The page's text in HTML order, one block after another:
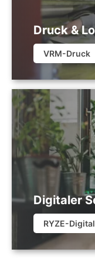
Druck &
VRM-Druck
Digitaler
RYZE-Digital